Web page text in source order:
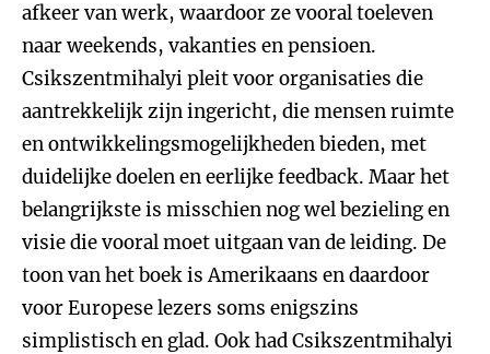
afkeer van werk, waardoor ze vooral toeleven
naar weekends, vakanties en pensioen.
Csikszentmihalyi pleit voor organisaties die
aantrekkelijk zijn ingericht, die mensen ruimte
en ontwikkelingsmogelijkheden bieden, met
duidelijke doelen en eerlijke feedback. Maar het
belangrijkste is misschien nog wel bezieling en
visie die vooral moet uitgaan van de leiding. De
toon van het boek is Amerikaans en daardoor
voor Europese lezers soms enigszins
simplistisch en glad. Ook had Csikszentmihalyi